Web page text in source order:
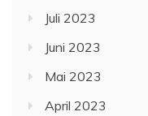
Juli 2023
Juni 2023
Mai 2023
April 2023